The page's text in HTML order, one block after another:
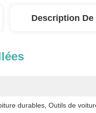
Description
durables, Outils de